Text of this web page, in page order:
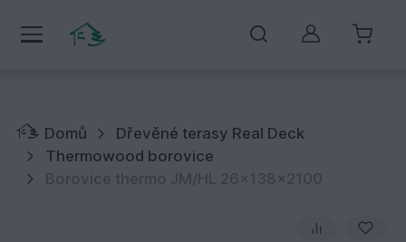
Můj účet
Domů
Dřevěné terasy Real Deck
Thermowood borovice
Borovice thermo JM/HL 26x138x2100